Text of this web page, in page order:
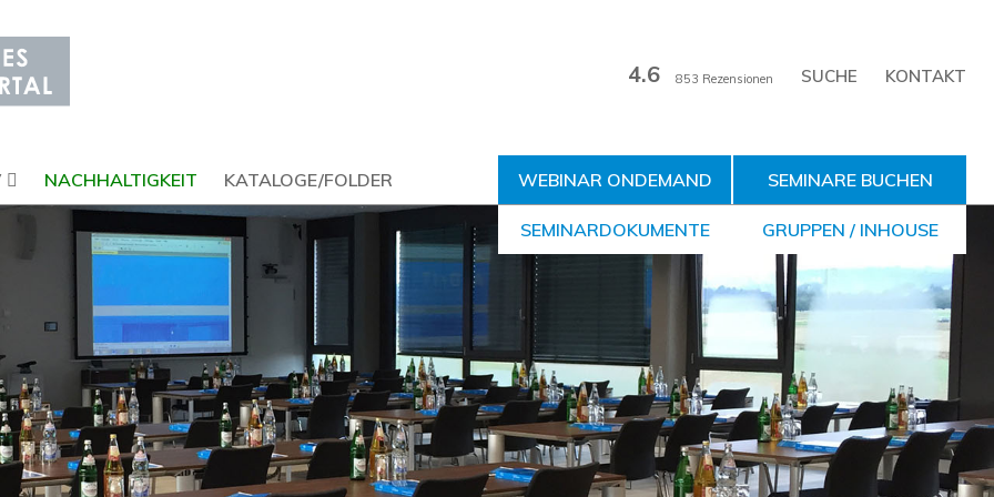
KONTAKT
4.6 853 Rezensionen
NACHHALTIGKEIT KATALOGE/FOLDER WEBINAR ONDEMAND
SEMINARDOKUMENTE
SEMINARE BUCHEN
GRUPPEN / INHOUSE